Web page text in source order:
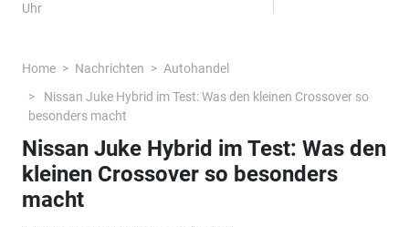
Uhr
Home Nachrichten
Autohandel
Nissan Juke Hybrid im Test: Was den kleinen Crossover so
besonders macht
Nissan Juke Hybrid im Test: Was den
kleinen Crossover so besonders
macht